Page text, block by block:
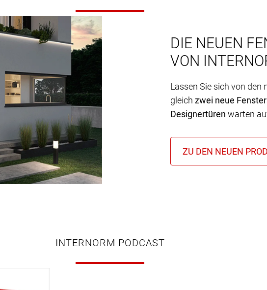
DIE NEUEN
VON
Lassen Sie sich von den
gleich zwei neue
Designertüren warten
INTERNORM PODCAST